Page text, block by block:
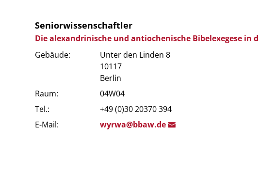
Seniorwissenschaftler
Die alexandrinische und antiochenische Bibelexegese in
Gebäude:
Unter den Linden 8
10117
Berlin
Raum:
04W04
Tel.:
+49 (0)30 20370 394
E-Mail:
wyrwa@bbaw.de